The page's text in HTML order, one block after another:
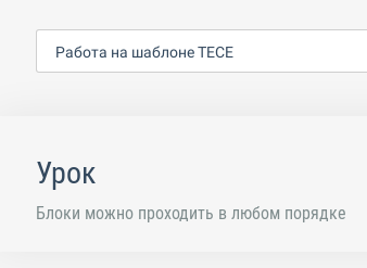
Работа на шаблоне TECE
Урок
Блоки можно проходить в любом порядке